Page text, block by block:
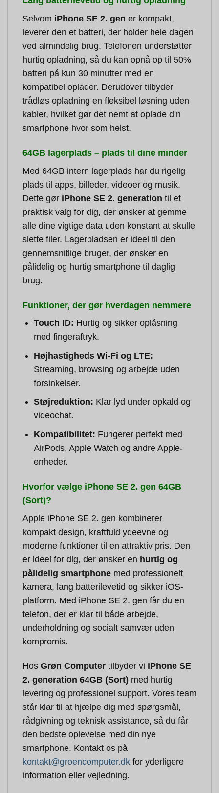
Selvom iPhone SE 2. gen er kompakt,
leverer den et batteri, der holder hele dagen
ved almindelig brug. Telefonen understøtter
hurtig opladning, så du kan opnå op til 50%
batteri på kun 30 minutter med en
kompatibel oplader. Derudover tilbyder
trådløs opladning en fleksibel løsning uden
kabler, hvilket gør det nemt at oplade din
smartphone hvor som helst.
64GB lagerplads – plads til dine minder
Med 64GB intern lagerplads har du rigelig
plads til apps, billeder, videoer og musik.
Dette gør iPhone SE 2. generation til et
praktisk valg for dig, der ønsker at gemme
alle dine vigtige data uden konstant at skulle
slette filer. Lagerpladsen er ideel til den
gennemsnitlige bruger, der ønsker en
pålidelig og hurtig smartphone til daglig
brug.
Funktioner, der gør hverdagen nemmere
Touch ID: Hurtig og sikker oplåsning
med fingeraftryk.
Højhastigheds Wi-Fi og LTE:
Streaming, browsing og arbejde uden
forsinkelser.
Støjreduktion: Klar lyd under opkald og
videochat.
Kompatibilitet: Fungerer perfekt med
AirPods, Apple Watch og andre Apple-
enheder.
Hvorfor vælge iPhone SE 2. gen 64GB
(Sort)?
Apple iPhone SE 2. gen kombinerer
kompakt design, kraftfuld ydeevne og
moderne funktioner til en attraktiv pris. Den
er ideel for dig, der ønsker en hurtig og
pålidelig smartphone med professionelt
kamera, lang batterilevetid og sikker iOS-
platform. Med iPhone SE 2. gen får du en
telefon, der er klar til både arbejde,
underholdning og socialt samvær uden
kompromis.
Hos Grøn Computer tilbyder vi iPhone SE
2. generation 64GB (Sort) med hurtig
levering og professionel support. Vores team
står klar til at hjælpe dig med spørgsmål,
rådgivning og teknisk assistance, så du får
den bedste oplevelse med din nye
smartphone. Kontakt os på
kontakt@groencomputer.dk for yderligere
information eller vejledning.